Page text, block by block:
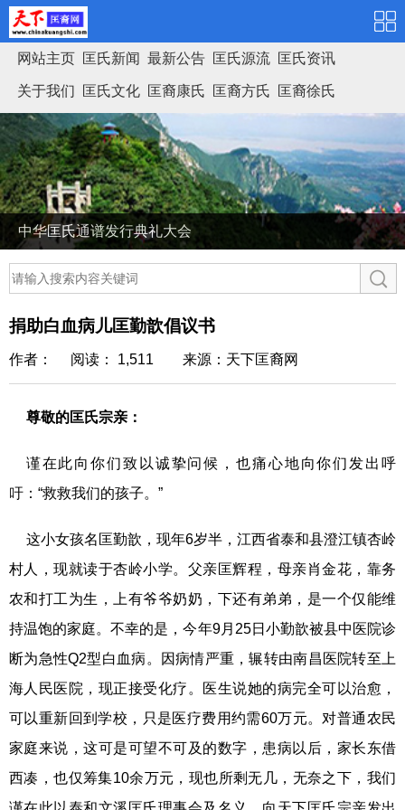
网站主页 匡氏新闻 最新公告 匡氏源流 匡氏资讯
关于我们 匡氏文化 匡裔康氏 匡裔方氏 匡裔徐氏
匡氏家谱
中华匡氏通谱发行典礼大会
捐助白血病儿匡勤歆倡议书
作者： 阅读： 1,511 来源：天下匡裔网
尊敬的匡氏宗亲：
谨在此向你们致以诚挚问候，也痛心地向你们发出呼
吁：“救救我们的孩子。”
这小女孩名匡勤歆，现年6岁半，江西省泰和县澄江镇杏岭
村人，现就读于杏岭小学。父亲匡辉程，母亲肖金花，靠务
农和打工为生，上有爷爷奶奶，下还有弟弟，是一个仅能维
持温饱的家庭。不幸的是，今年9月25日小勤歆被县中医院诊
断为急性Q2型白血病。因病情严重，辗转由南昌医院转至上
海人民医院，现正接受化疗。医生说她的病完全可以治愈，
可以重新回到学校，只是医疗费用约需60万元。对普通农民
家庭来说，这可是可望不可及的数字，患病以后，家长东借
西凑，也仅筹集10余万元，现也所剩无几，无奈之下，我们